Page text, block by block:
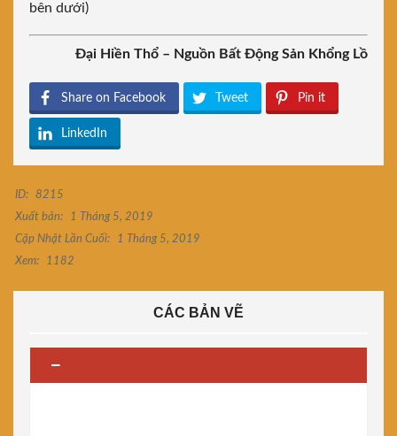
bên dưới)
Đại Hiền Thổ – Nguồn Bất Động Sản Khổng Lồ
Share on Facebook Tweet Pin it
LinkedIn
ID:
8215
Xuất bản:
1 Tháng 5, 2019
Cập Nhật Lần Cuối:
1 Tháng 5, 2019
Xem:
1182
CÁC BẢN VẼ